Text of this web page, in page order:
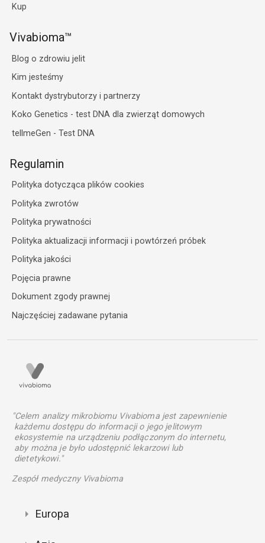
Kup
Vivabioma™
Blog o zdrowiu jelit
Kim jesteśmy
Kontakt dystrybutorzy i partnerzy
Koko Genetics - test DNA dla zwierząt domowych
tellmeGen - Test DNA
Regulamin
Polityka dotycząca plików cookies
Polityka zwrotów
Polityka prywatności
Polityka aktualizacji informacji i powtórzeń próbek
Polityka jakości
Pojęcia prawne
Dokument zgody prawnej
Najczęściej zadawane pytania
"Celem analizy mikrobiomu Vivabioma jest zapewnienie
każdemu dostępu do informacji o jego jelitowym
ekosystemie na urządzeniu podłączonym do internetu,
aby można je było udostępnić lekarzowi lub
dietetykowi."
Zespół medyczny Vivabioma
Europa